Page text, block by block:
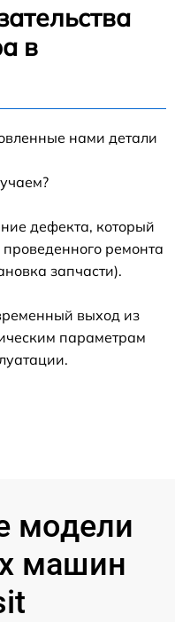
в
нами детали
дефекта, который
ремонта
запчасти).
выход из
параметрам
модели
машин